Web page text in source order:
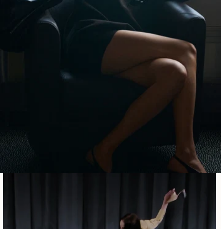
LEMAIRE IN SHANGHAI
LEMAIRE eröffnet sein Flagshipstore in der Wukang Road
in Shanghai, untergebracht in einer restaurierten Residenz